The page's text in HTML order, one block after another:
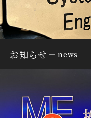
お知らせ news